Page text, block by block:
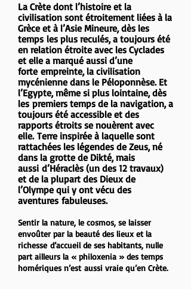
La Crètedont l’histoire et la
civilisation sont étroitement liées à la
Grèce et à l’Asie Mineure, dès les
temps les plus reculés, a toujours été
en relation étroite avec les Cyclades
et elle a marqué aussi d’une
forte empreinte, la civilisation
mycénienne dans le Péloponnèse. Et
l’Egypte, même si plus lointaine, dès
les premiers temps de la navigation, a
toujours été accessible et des
rapports étroits se nouèrent avec
elle. Terre inspirée à laquelle sont
rattachées les légendes deZeus, né
dans la grotte de Dikté, mais
aussi d’Héraclès (un des 12 travaux)
et de la plupart des Dieux de
l’Olympequi y ont vécu des
aventures fabuleuses.
Sentir la nature, le cosmos, se laisser
envoûter par la beauté des lieux et la
richesse d’accueil de ses habitants, nulle
part ailleurs la « philoxenia » des temps
homériques n’est aussi vraie qu’en Crète.